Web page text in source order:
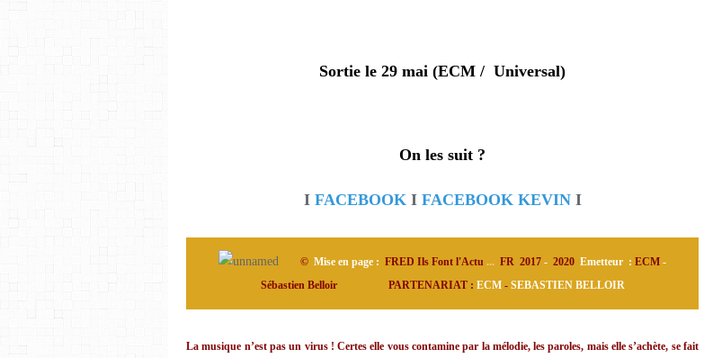
Sortie le 29 mai (ECM / Universal)
On les suit ?
I FACEBOOKI FACEBOOK KEVINI
© Mise en page : FRED Ils Font l'Actu ... FR 2017 - 2020 Emetteur : ECM -
Sébastien Belloir
PARTENARIAT : ECM - SEBASTIEN BELLOIR
La musique n’est pas un virus ! Certes elle vous contamine par la mélodie, les paroles, mais elle s’achète, se fait